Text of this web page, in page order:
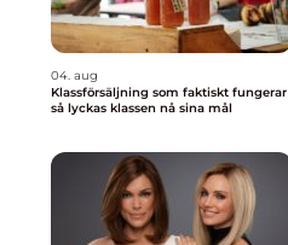
04. aug
Klassförsäljning som faktiskt fungerar
så lyckas klassen nå sina mål